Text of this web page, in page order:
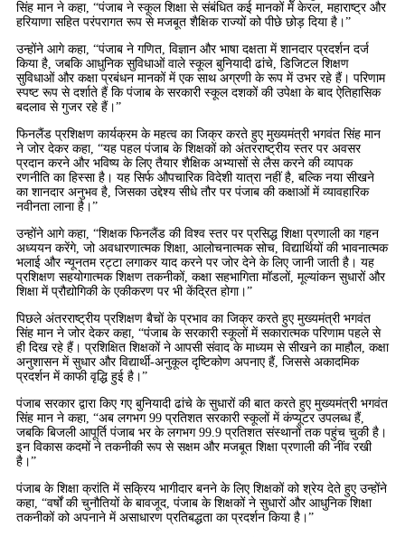
सिंह मान ने कहा, “पंजाब ने स्कूल शिक्षा से संबंधित कई मानकों में केरल, महाराष्ट्र और
हरियाणा सहित परंपरागत रूप से मजबूत शैक्षिक राज्यों को पीछे छोड़ दिया है।”
उन्होंने आगे कहा, “पंजाब ने गणित, विज्ञान और भाषा दक्षता में शानदार प्रदर्शन दर्ज
किया है, जबकि आधुनिक सुविधाओं वाले स्कूल बुनियादी ढांचे, डिजिटल शिक्षण
सुविधाओं और कक्षा प्रबंधन मानकों में एक साथ अग्रणी के रूप में उभर रहे हैं। परिणाम
स्पष्ट रूप से दर्शाते हैं कि पंजाब के सरकारी स्कूल दशकों की उपेक्षा के बाद ऐतिहासिक
बदलाव से गुजर रहे हैं।”
फिनलैंड प्रशिक्षण कार्यक्रम के महत्व का जिक्र करते हुए मुख्यमंत्री भगवंत सिंह मान
ने जोर देकर कहा, “यह पहल पंजाब के शिक्षकों को अंतरराष्ट्रीय स्तर पर अवसर
प्रदान करने और भविष्य के लिए तैयार शैक्षिक अभ्यासों से लैस करने की व्यापक
रणनीति का हिस्सा है। यह सिर्फ औपचारिक विदेशी यात्रा नहीं है, बल्कि नया सीखने
का शानदार अनुभव है, जिसका उद्देश्य सीधे तौर पर पंजाब की कक्षाओं में व्यावहारिक
नवीनता लाना है।”
उन्होंने आगे कहा, “शिक्षक फिनलैंड की विश्व स्तर पर प्रसिद्ध शिक्षा प्रणाली का गहन
अध्ययन करेंगे, जो अवधारणात्मक शिक्षा, आलोचनात्मक सोच, विद्यार्थियों की भावनात्मक
भलाई और न्यूनतम रट्टा लगाकर याद करने पर जोर देने के लिए जानी जाती है। यह
प्रशिक्षण सहयोगात्मक शिक्षण तकनीकों, कक्षा सहभागिता मॉडलों, मूल्यांकन सुधारों और
शिक्षा में प्रौद्योगिकी के एकीकरण पर भी केंद्रित होगा।”
पिछले अंतरराष्ट्रीय प्रशिक्षण बैचों के प्रभाव का जिक्र करते हुए मुख्यमंत्री भगवंत
सिंह मान ने जोर देकर कहा, “पंजाब के सरकारी स्कूलों में सकारात्मक परिणाम पहले से
ही दिख रहे हैं। प्रशिक्षित शिक्षकों ने आपसी संवाद के माध्यम से सीखने का माहौल, कक्षा
अनुशासन में सुधार और विद्यार्थी-अनुकूल दृष्टिकोण अपनाए हैं, जिससे अकादमिक
प्रदर्शन में काफी वृद्धि हुई है।”
पंजाब सरकार द्वारा किए गए बुनियादी ढांचे के सुधारों की बात करते हुए मुख्यमंत्री भगवंत
सिंह मान ने कहा, “अब लगभग 99 प्रतिशत सरकारी स्कूलों में कंप्यूटर उपलब्ध हैं,
जबकि बिजली आपूर्ति पंजाब भर के लगभग 99.9 प्रतिशत संस्थानों तक पहुंच चुकी है।
इन विकास कदमों ने तकनीकी रूप से सक्षम और मजबूत शिक्षा प्रणाली की नींव रखी
है।”
पंजाब के शिक्षा क्रांति में सक्रिय भागीदार बनने के लिए शिक्षकों को श्रेय देते हुए उन्होंने
कहा, “वर्षों की चुनौतियों के बावजूद, पंजाब के शिक्षकों ने सुधारों और आधुनिक शिक्षा
तकनीकों को अपनाने में असाधारण प्रतिबद्धता का प्रदर्शन किया है।”